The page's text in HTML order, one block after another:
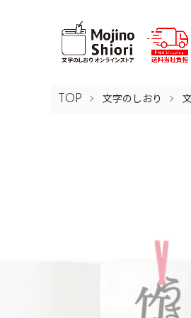
TOP 文字のしおり